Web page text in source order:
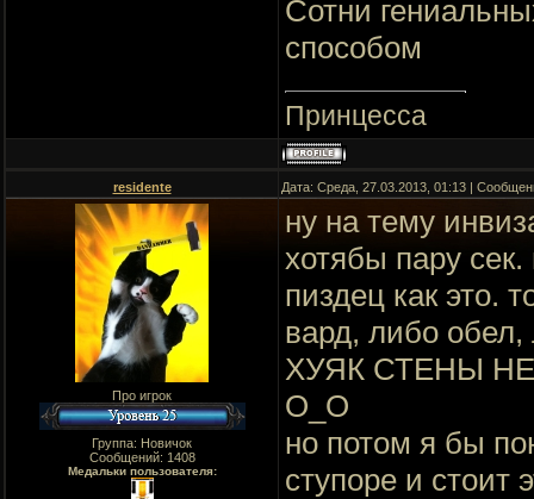
Сотни
способом
Принцесса
residente Дата: Среда, 27.03.2013, 01:13 |
Про игрок
Группа: Новичок
Сообщений: 1408
Медальки пользователя:
ну на тему
хотябы пару
пиздец как это.
вард, либо обел,
ХУЯК СТЕНЫ
О_О
но потом я бы
ступоре и стоит